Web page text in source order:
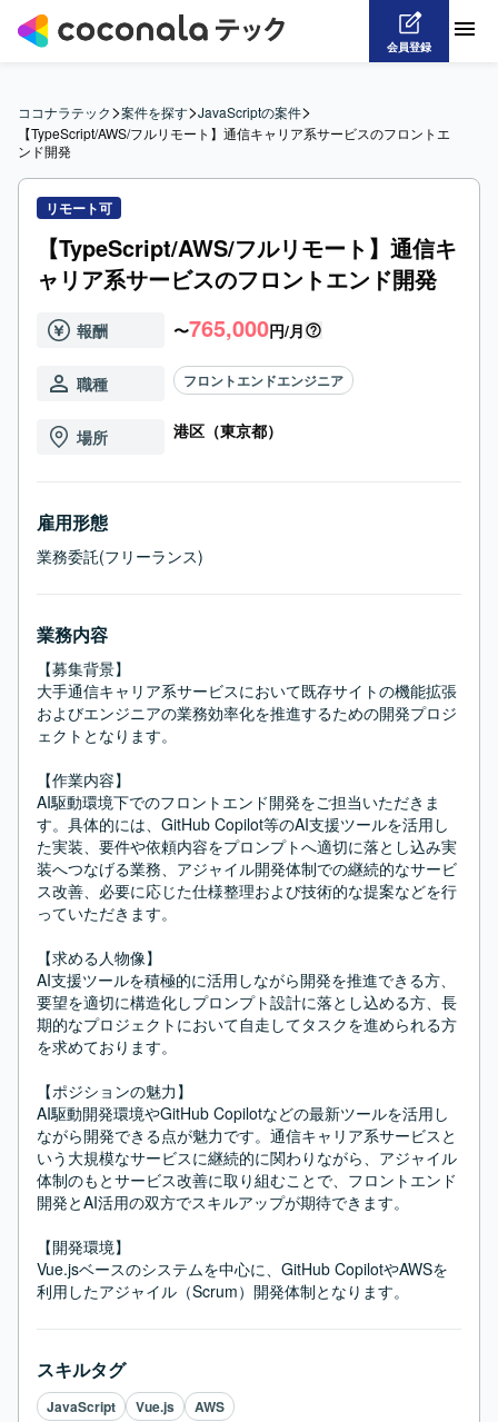
会員登録
ココナラテック>案件を探す>JavaScriptの案件>
【TypeScript/AWS/フルリモート】通信キャリア系サービスのフロントエ
ンド開発
リモート可
【TypeScript/AWS/フルリモート】通信キ
ャリア系サービスのフロントエンド開発
報酬 〜765,000円/月
職種 フロントエンドエンジニア
場所 港区（東京都）
雇用形態
業務委託(フリーランス)
業務内容
【募集背景】
大手通信キャリア系サービスにおいて既存サイトの機能拡張
およびエンジニアの業務効率化を推進するための開発プロジ
ェクトとなります。
【作業内容】
AI駆動環境下でのフロントエンド開発をご担当いただきま
す。具体的には、GitHub Copilot等のAI支援ツールを活用し
た実装、要件や依頼内容をプロンプトへ適切に落とし込み実
装へつなげる業務、アジャイル開発体制での継続的なサービ
ス改善、必要に応じた仕様整理および技術的な提案などを行
っていただきます。
【求める人物像】
AI支援ツールを積極的に活用しながら開発を推進できる方、
要望を適切に構造化しプロンプト設計に落とし込める方、長
期的なプロジェクトにおいて自走してタスクを進められる方
を求めております。
【ポジションの魅力】
AI駆動開発環境やGitHub Copilotなどの最新ツールを活用し
ながら開発できる点が魅力です。通信キャリア系サービスと
いう大規模なサービスに継続的に関わりながら、アジャイル
体制のもとサービス改善に取り組むことで、フロントエンド
開発とAI活用の双方でスキルアップが期待できます。
【開発環境】
Vue.jsベースのシステムを中心に、GitHub CopilotやAWSを
利用したアジャイル（Scrum）開発体制となります。
スキルタグ
JavaScript Vue.js AWS